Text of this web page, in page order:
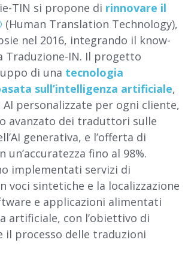
TIN si propone di rinnovare il
(Human Translation Technology),
nel 2016, integrando il know-
Traduzione-IN. Il progetto
di una tecnologia
sull’intelligenza artificiale,
personalizzate per ogni cliente,
avanzato dei traduttori sulle
generativa, e l’offerta di
un’accuratezza fino al 98%.
implementati servizi di
voci sintetiche e la localizzazione
e applicazioni alimentati
artificiale, con l’obiettivo di
il processo delle traduzioni